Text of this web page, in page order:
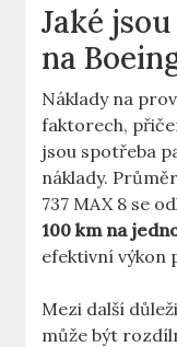
Jaké
na
Náklady na
⁤faktorech,
jsou spotřeba
⁤náklady.⁢
737⁢ MAX 8 se
⁢100 km na
efektivní výkon
Mezi​ další
může být